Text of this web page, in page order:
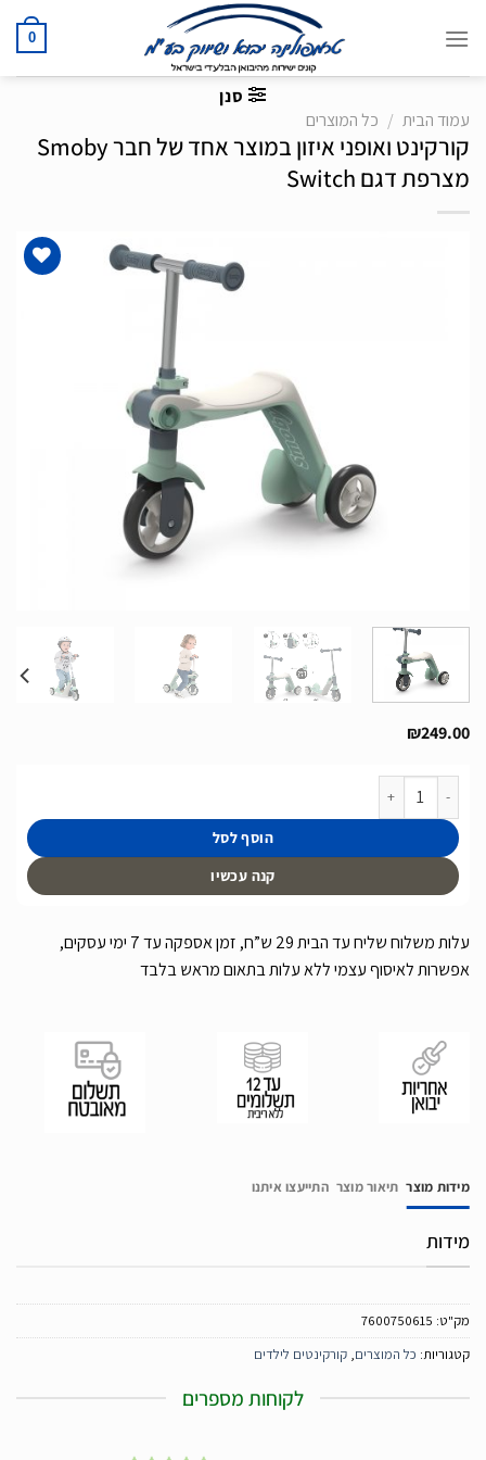
0
סנן
עמוד הבית
/ כל המוצרים
קורקינט ואופני איזון במוצר אחד של חבר Smoby
מצרפת דגם Switch
₪249.00
כמות של קורקינט ואופני איזון במוצר אחד של חבר Smoby מצרפת דגם Switch
הוסף לסל
קנה עכשיו
עלות משלוח שליח עד הבית 29 ש”ח, זמן אספקה עד 7 ימי עסקים,
אפשרות לאיסוף עצמי ללא עלות בתאום מראש בלבד
מידות מוצר תיאור מוצר התייעצו איתנו
מידות
מק"ט: 7600750615
קטגוריות: כל המוצרים, קורקינטים לילדים
לקוחות מספרים